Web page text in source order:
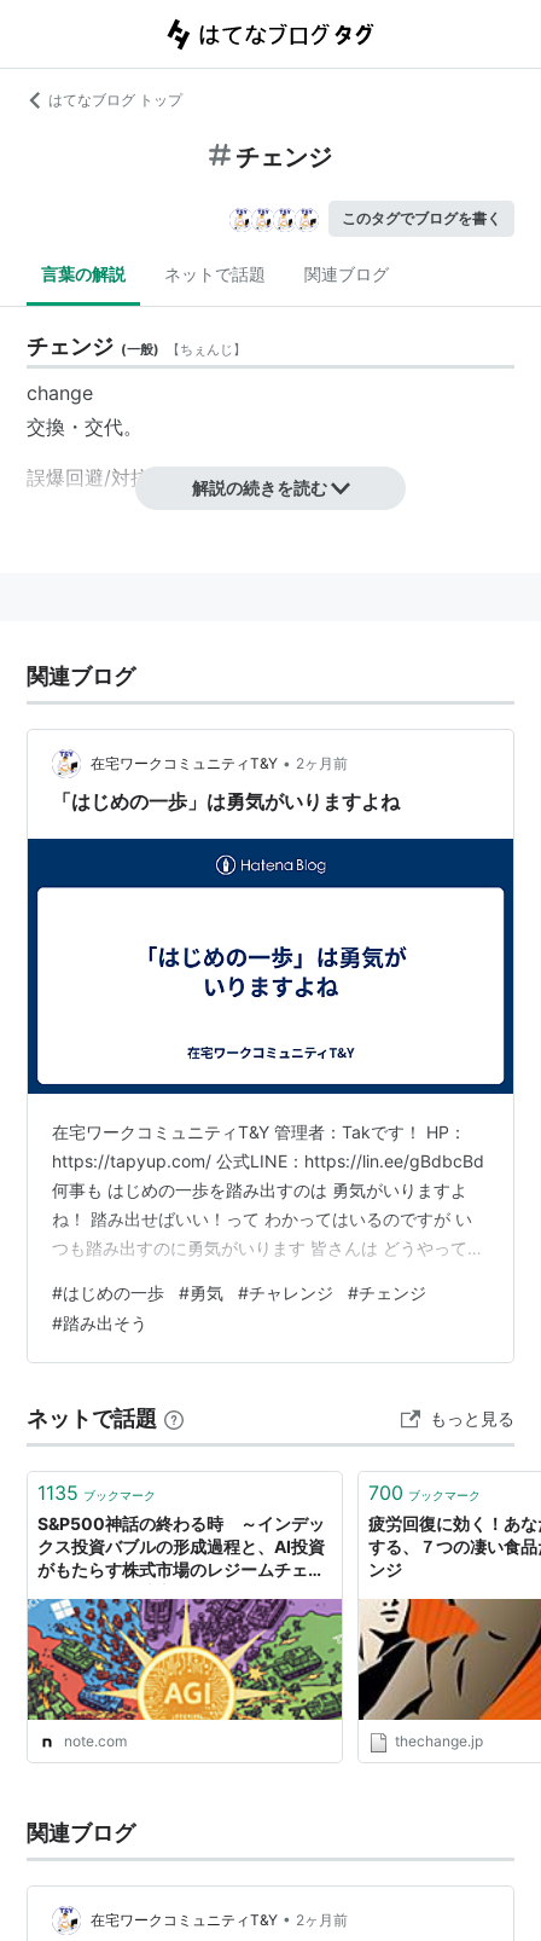
はてなブログ トップ
チェンジ
このタグでブログを書く
言葉の解説 ネットで話題 関連ブログ
チェンジ (一般) 【ちぇんじ 】
change
交換・交代。
誤爆回避/対抗
解説の続きを読む
関連ブログ
在宅ワークコミュニティT&Y • 2ヶ月前
「はじめの一歩」は勇気がいりますよね
在宅ワークコミュニティT&Y 管理者：Takです！ HP：
https://tapyup.com/ 公式LINE：https://lin.ee/gBdbcBd
何事も はじめの一歩を踏み出すのは 勇気がいりますよ
ね！ 踏み出せばいい！って わかってはいるのですが い
つも踏み出すのに勇気がいります 皆さんは どうやって踏
うか？ やっぱり失敗やリスクを考えたり 世間体を気にし
たりしてしまうからなのですかね・・・？ 不安なことは
8～9割は起こらないと言われています 踏み出せば ほと
に・・・ みんな不安…
#はじめの一歩 #勇気 #チャレンジ #チェンジ
#踏み出そう
ネットで話題 もっと見る
1135 ブックマーク
S&P500神話の終わる時 ～インデッ
クス投資バブルの形成過程と、AI投資
がもたらす株式市場のレジームチェン
note.com
700 ブックマーク
疲労回復に効く！あ
する、７つの凄い食
ンジ
thechange.jp
関連ブログ
在宅ワークコミュニティT&Y • 2ヶ月前